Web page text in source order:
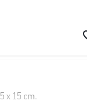
x 15 cm.